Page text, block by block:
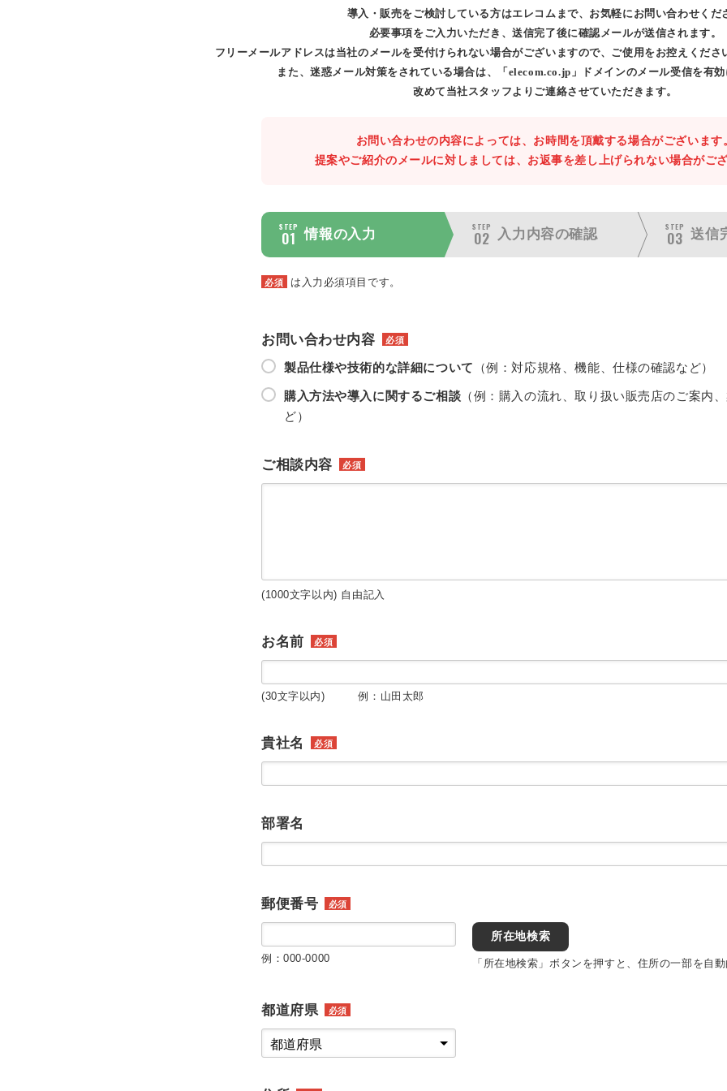
導入・販売をご検討している方はエレコムまで、お気軽にお問い合わせくだ
必要事項をご入力いただき、送信完了後に確認メールが送信されます。
フリーメールアドレスは当社のメールを受付けられない場合がございますので、ご使用をお控えくださ
また、迷惑メール対策をされている場合は、「elecom.co.jp」ドメインのメール受信を有効
改めて当社スタッフよりご連絡させていただきます。
お問い合わせの内容によっては、お時間を頂戴する場合がございます
提案やご紹介のメールに対しましては、お返事を差し上げられない場合がござ
STEP
01 情報の入力
STEP
02 入力内容の確認
STEP
03 送信
必須 は入力必須項目です。
お問い合わせ内容 必須
製品仕様や技術的な詳細について （例：対応規格、機能、仕様の確認など）
購入方法や導入に関するご相談 （例：購入の流れ、取り扱い販売店のご案内
ど）
ご相談内容 必須
(1000文字以内) 自由記入
お名前 必須
(30文字以内) 例：山田太郎
貴社名 必須
部署名
郵便番号 必須
例：000-0000
所在地検索
「所在地検索」ボタンを押すと、住所の一部を自動
都道府県 必須